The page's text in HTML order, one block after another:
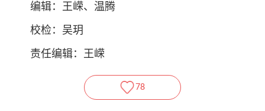
编辑：王嵘、温腾
校检：吴玥
责任编辑：王嵘
78